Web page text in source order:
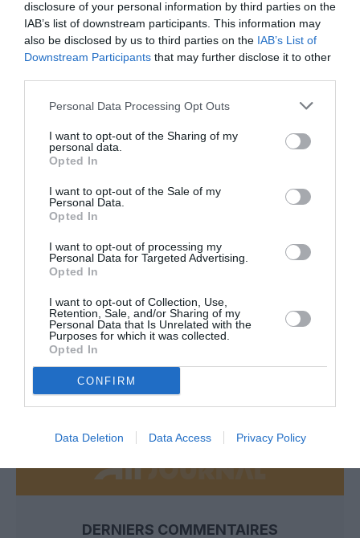
disclosure of your personal information by third parties on the
IAB’s list of downstream participants. This information may
also be disclosed by us to third parties on the IAB’s List of
Downstream Participants that may further disclose it to other
Personal Data Processing Opt Outs
I want to opt-out of the Sharing of my
personal data.
Opted In
I want to opt-out of the Sale of my
Personal Data.
Opted In
I want to opt-out of processing my
Personal Data for Targeted Advertising.
Opted In
I want to opt-out of Collection, Use,
Retention, Sale, and/or Sharing of my
Personal Data that Is Unrelated with the
Purposes for which it was collected.
Opted In
CONFIRM
Data Deletion Data Access Privacy Policy
Valentin a commenté :
12 septembre 2025 - 18 h
49 min
attention il va y avoir des complotistes lyonnais qui vont
FAIRE UN DON
Appel aux lecteurs !
Soutenez Air Journal participez
à son
développement !
NOUS SOUTENIR
DERNIERS COMMENTAIRES